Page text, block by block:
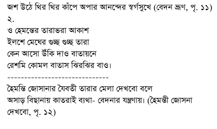
জশ উঠে থির থির কাঁপে অপার আনন্দের স্বর্গসুখে (বেদন ভ্রূণ, পৃ. ১১)
২.
ও হেমন্তের তারাভরা আকাশ
ইলশে মেঘের গুচ্ছ গুচ্ছ তারা
কেন আসো উঁকি দাও বাতায়নে
রেশমি কোমল বাতাস ঝিরঝির বাও।
------------------------------
হৈমন্তি জোসানার যৈবতী তারার মেলা দেখবো বলে
অসাড় বিছানায় কাতরাই ব্যথা- বেদনার যন্ত্রণায়। (হৈমন্তী জোসনা
দেখবো, পৃ. ১২)